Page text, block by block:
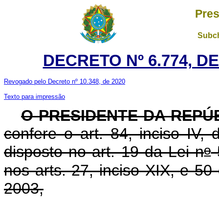
DECRETO Nº 6.774,
Revogado pelo Decreto nº 10.348, de 2020
Texto para impressão
O PRESIDENTE DA
confere o art. 84, inciso IV,
disposto no art. 19 da Lei no
nos arts. 27, inciso XIX, e 50
2003,